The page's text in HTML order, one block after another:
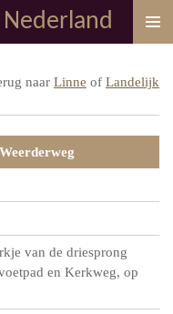
naar Linne of Landelijk
van de driesprong
en Kerkweg, op